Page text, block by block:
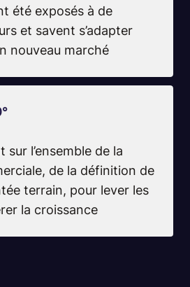
été exposés à de
et savent s’adapter
nouveau marché
l’ensemble de la
de la définition de
terrain, pour lever les
la croissance